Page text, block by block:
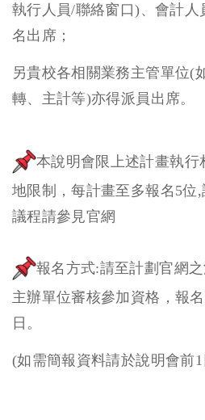
執行人員/聯絡窗口)、會計人
名出席；
另貴校各相關業務主管單位(
轉、主計等)亦得派員出席。
本說明會限上述計畫執
地限制，每計畫至多報名5位
議程請參見官網
報名方式:請至計劃官網
主辦單位審核參加資格，報
日。
(如需簡報資料請於說明會前